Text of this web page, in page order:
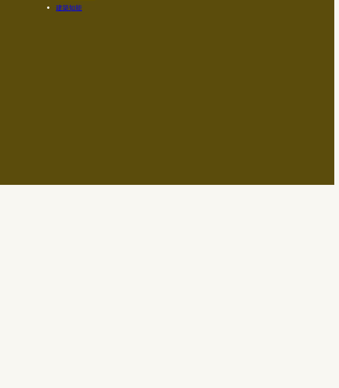
建築知能